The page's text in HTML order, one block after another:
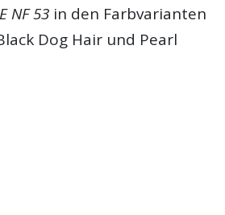
NF 53 in den Farbvarianten
Dog Hair und Pearl